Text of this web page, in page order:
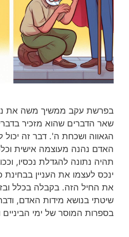
בפרשת עקב ממשיך משה את
שאר הדברים שהוא מזכיר
הגאווה ושכחת ה'. דבר זה יכול
האדם נהנה מעוצמה אישית
תהיה נתונה להגדלת נכסיו,
ינכס לעצמו את העניין בבחינת
את החיל הזה. בקבלה בכלל
שיטתי בנושא מידות האדם,
בספרות המוסר של ימי הביניים